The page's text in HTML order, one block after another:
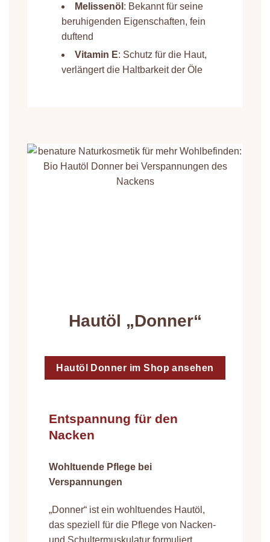
Melissenöl : Bekannt für seine
beruhigenden Eigenschaften, fein
duftend
Vitamin E: Schutz für die Haut,
verlängert die Haltbarkeit der Öle
Hautöl „Donner“
Hautöl Donner im Shop ansehen
Entspannung für den
Nacken
Wohltuende Pflege bei
Verspannungen
„Donner“ ist ein wohltuendes Hautöl,
das speziell für die Pflege von Nacken-
und Schultermuskulatur formuliert